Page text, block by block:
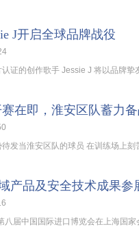
J开启全球品牌战役
证的创作歌手 Jessie J 将以品牌挚
在即，淮安区队蓄力
发当淮安区队的球员 在训练场上刻
产品及安全技术成果
八届中国国际进口博览会在上海国家